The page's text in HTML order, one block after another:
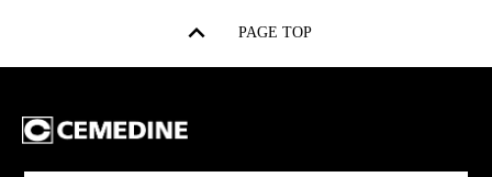
PAGE TOP